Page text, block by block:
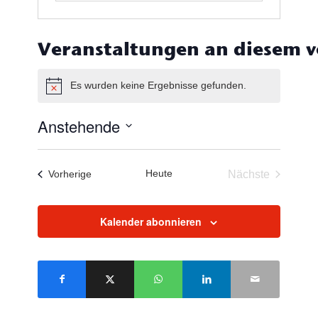
Veranstaltungen an diesem
HinweisEs wurden keine Ergebnisse gefunden.
Anstehende
VorherigeVeranstaltungen
Heute
Nächste
Kalender abonnieren